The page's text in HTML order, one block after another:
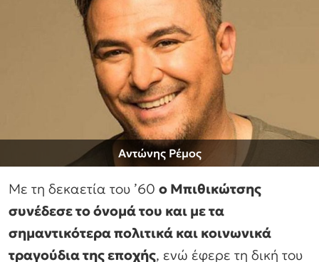
Αντώνης Ρέμος
Με τη δεκαετία του ’60 ο Μπιθικώτσης
συνέδεσε το όνομά του και με τα
σημαντικότερα πολιτικά και κοινωνικά
τραγούδια της εποχής, ενώ έφερε τη δική του